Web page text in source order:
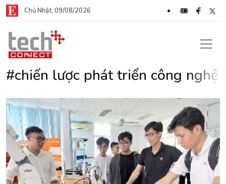
Chủ Nhật, 09/08/2026
#chiến lược phát triển công nghệ